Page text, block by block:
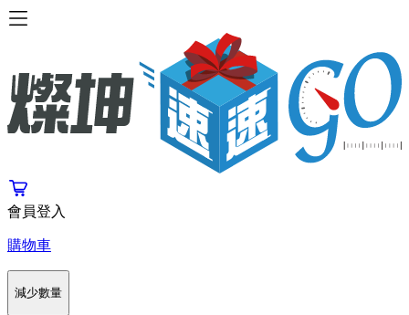
會員登入
購物車
減少數量